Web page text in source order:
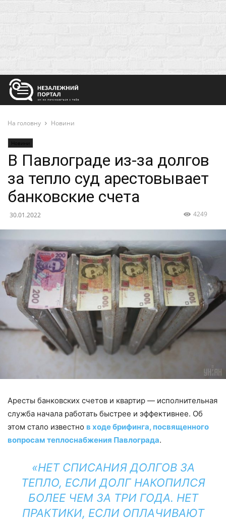
На головну Новини
Новини
В Павлограде из-за долгов
за тепло суд арестовывает
банковские счета
30.01.2022 4249
Аресты банковских счетов и квартир — исполнительная
служба начала работать быстрее и эффективнее. Об
этом стало известно в ходе брифинга, посвященного
вопросам теплоснабжения Павлограда.
«НЕТ СПИСАНИЯ ДОЛГОВ ЗА
ТЕПЛО, ЕСЛИ ДОЛГ НАКОПИЛСЯ
БОЛЕЕ ЧЕМ ЗА ТРИ ГОДА. НЕТ
ПРАКТИКИ, ЕСЛИ ОПЛАЧИВАЮТ